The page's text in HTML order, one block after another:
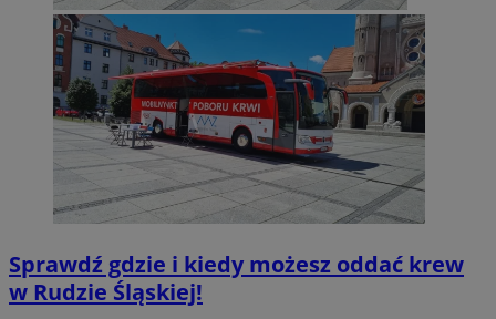
Sprawdź gdzie i kiedy możesz oddać krew
w Rudzie Śląskiej!